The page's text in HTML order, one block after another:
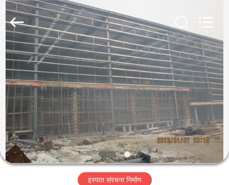
घर
उत्पाद
वीडियो
वीआर
शो
Qingdao
KaFa
Fabrication
Co.,
Rights
Reserved.
इस्पात संरचना निर्माण